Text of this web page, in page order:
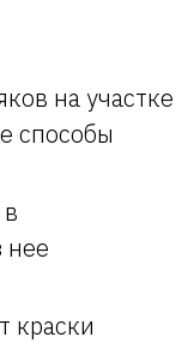
на участке
способы
нее
краски